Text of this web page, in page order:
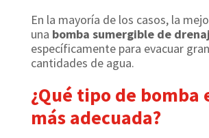
En la mayoría de los casos, la
una bomba sumergible de
específicamente para evacuar
cantidades de agua.
¿Qué tipo de bomba
más adecuada?